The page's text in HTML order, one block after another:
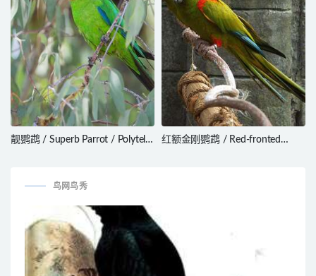
靓鹦鹉 / Superb Parrot / Polytelis
红额金刚鹦鹉 / Red-fronted
鸟网鸟秀